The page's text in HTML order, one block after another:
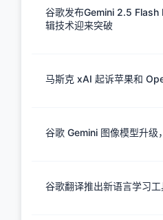
谷歌发布Gemini 2.5 Flash
辑技术迎来突破
马斯克 xAI 起诉苹果和
谷歌 Gemini 图像模型升级
谷歌翻译推出新语言学习